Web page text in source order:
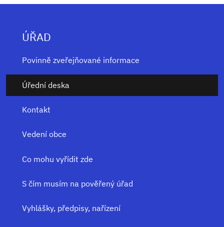
ÚŘAD
Povinně zveřejňované informace
Úřední deska
Kontakt
Vedení obce
Co mohu vyřídit zde
S čím musím na pověřený úřad
Vyhlášky, předpisy, nařízení